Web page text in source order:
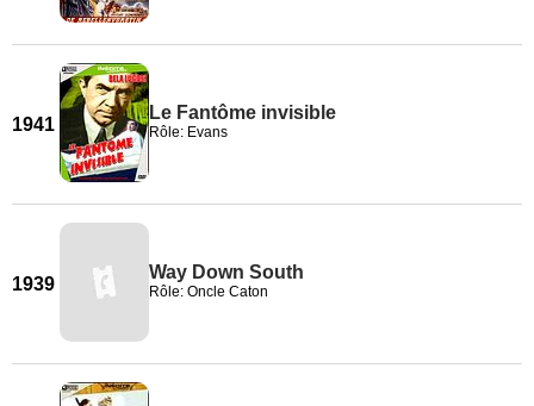
1941
Le Fantôme invisible
Rôle: Evans
1939
Way Down South
Rôle: Oncle Caton